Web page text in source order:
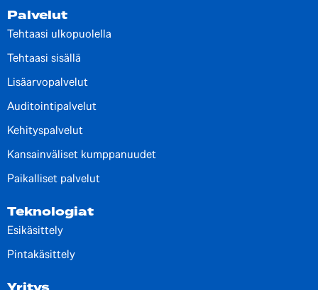
Palvelut
Tehtaasi ulkopuolella
Tehtaasi sisällä
Lisäarvopalvelut
Auditointipalvelut
Kehityspalvelut
Kansainväliset kumppanuudet
Paikalliset palvelut
Teknologiat
Esikäsittely
Pintakäsittely